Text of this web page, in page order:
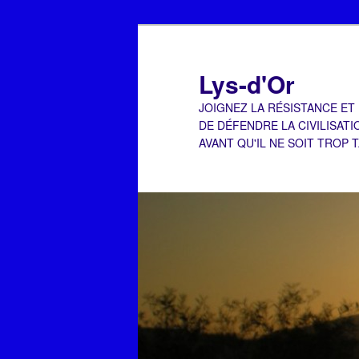
Lys-d'Or
JOIGNEZ LA RÉSISTANCE
DE DÉFENDRE LA
AVANT QU'IL NE SOIT TROP